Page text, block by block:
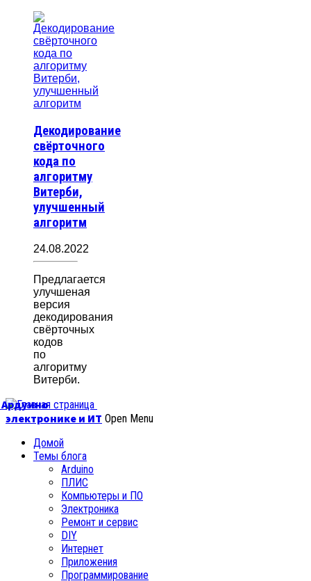
Декодирование
свёрточного
кода по
алгоритму
Витерби,
улучшенный
алгоритм
24.08.2022
Предлагается
улучшеная
версия
декодирования
свёрточных
кодов
по
алгоритму
Витерби.
Ардуино
электронике и ИТ Open Menu
Домой
Темы блога
Arduino
ПЛИС
Компьютеры и ПО
Электроника
Ремонт и сервис
DIY
Интернет
Приложения
Программирование